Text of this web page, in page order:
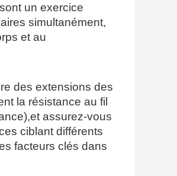
un exercice
simultanément,
et au
des extensions des
la résistance au fil
assurez-vous
ciblant différents
facteurs clés dans